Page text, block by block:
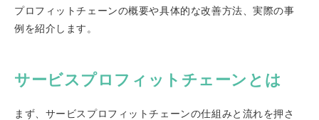
プロフィットチェーンの概要や具体的な改善方法、実際の事
例を紹介します。
サービスプロフィットチェーンとは
まず、サービスプロフィットチェーンの仕組みと流れを押さ